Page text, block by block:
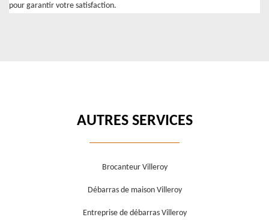
pour garantir votre satisfaction.
AUTRES SERVICES
Brocanteur Villeroy
Débarras de maison Villeroy
Entreprise de débarras Villeroy